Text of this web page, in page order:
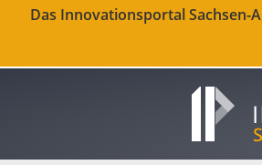
Das Innovationsportal Sachsen-